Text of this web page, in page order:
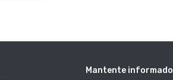
Mantente informado